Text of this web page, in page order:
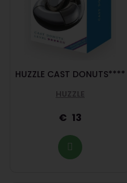
HUZZLE CAST DONUTS****
HUZZLE
13